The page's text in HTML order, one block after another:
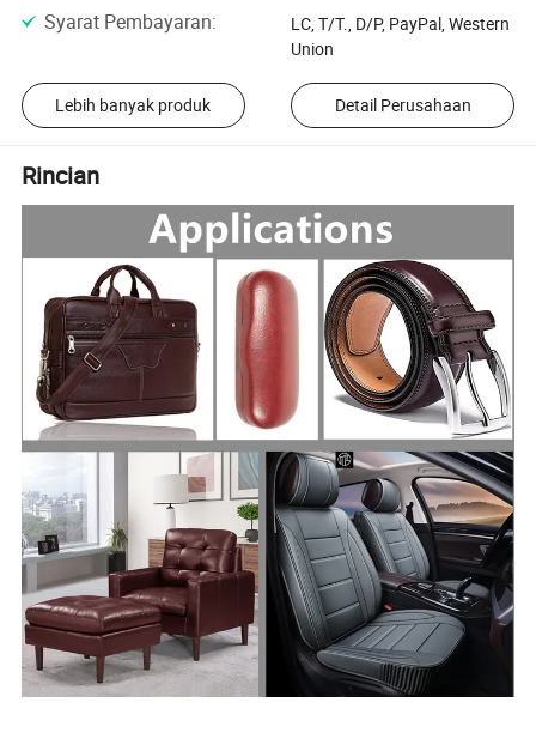
Syarat Pembayaran:
LC, T/T., D/P, PayPal, Western
Union
Lebih banyak produk Detail Perusahaan
Rincian